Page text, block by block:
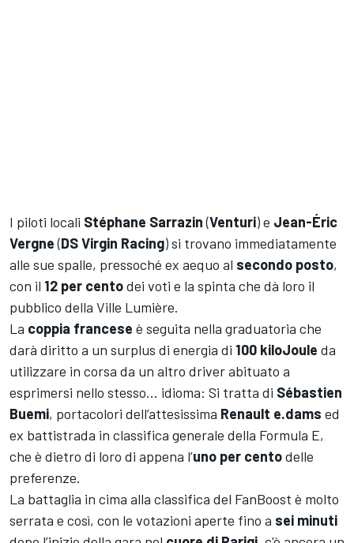
I piloti locali Stéphane Sarrazin(Venturi) e Jean-Éric
Vergne(DS Virgin Racing) si trovano immediatamente
alle sue spalle, pressoché ex aequo al secondo posto,
con il 12 per centodei voti e la spinta che dà loro il
pubblico della Ville Lumière.
La coppia francese è seguita nella graduatoria che
darà diritto a un surplus di energia di 100 kiloJoule da
utilizzare in corsa da un altro driver abituato a
esprimersi nello stesso... idioma: Si tratta di Sébastien
Buemi, portacolori dell’attesissima Renault e.dams ed
ex battistrada in classifica generale della Formula E,
che è dietro di loro di appena l’uno per centodelle
preferenze.
La battaglia in cima alla classifica del FanBoost è molto
serrata e così, con le votazioni aperte fino a sei minuti